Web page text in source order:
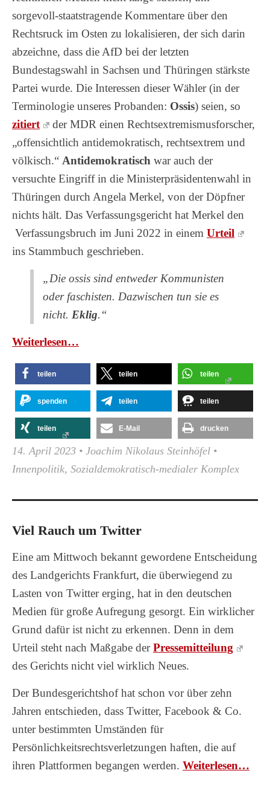
sorgevoll-staatstragende Kommentare über den
Rechtsruck im Osten zu lokalisieren, der sich darin
abzeichne, dass die AfD bei der letzten
Bundestagswahl in Sachsen und Thüringen stärkste
Partei wurde. Die Interessen dieser Wähler (in der
Terminologie unseres Probanden: Ossis) seien, so
zitiert
der MDR einen Rechtsextremismusforscher,
„offensichtlich antidemokratisch, rechtsextrem und
völkisch.“ Antidemokratisch war auch der
versuchte Eingriff in die Ministerpräsidentenwahl in
Thüringen durch Angela Merkel, von der Döpfner
nichts hält. Das Verfassungsgericht hat Merkel den
Verfassungsbruch im Juni 2022 in einem Urteil
ins Stammbuch geschrieben.
„Die ossis sind entweder Kommunisten
oder faschisten. Dazwischen tun sie es
nicht. Eklig.“
Wei­ter­le­sen…
teilen teilen teilen
spenden teilen teilen
teilen E-Mail drucken
14. April 2023 • Joachim Nikolaus Steinhöfel •
Innenpolitik, Sozialdemokratisch-medialer Komplex
Viel Rauch um Twitter
Eine am Mittwoch bekannt gewordene Entscheidung
des Landgerichts Frankfurt, die überwiegend zu
Lasten von Twitter erging, hat in den deutschen
Medien für große Aufregung gesorgt. Ein wirklicher
Grund dafür ist nicht zu erkennen. Denn in dem
Urteil steht nach Maßgabe derPressemitteilung
des Gerichts nicht viel wirklich Neues.
Der Bundesgerichtshof hat schon vor über zehn
Jahren entschieden, dass Twitter, Facebook & Co.
unter bestimmten Umständen für
Persönlichkeitsrechtsverletzungen haften, die auf
ihren Plattformen begangen werden. Wei­ter­le­sen…